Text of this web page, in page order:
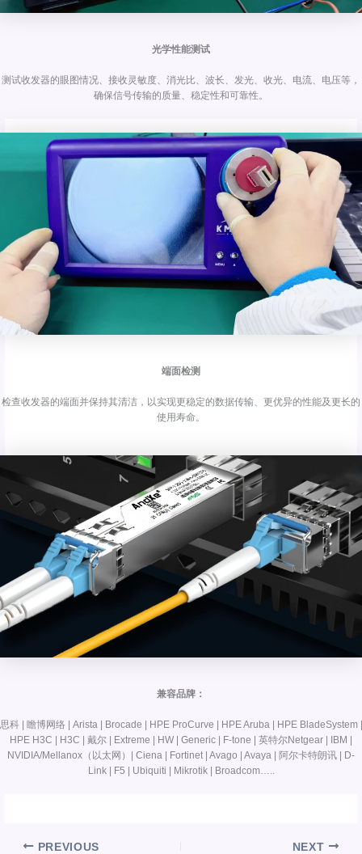
光学性能测试
测试收发器的眼图情况、接收灵敏度、消光比、波长、发光、收光、电流、电压等，
确保信号传输的质量、稳定性和可靠性。
端面检测
检查收发器的端面并保持其清洁，以实现更稳定的数据传输、更优异的性能及更长的
使用寿命。
兼容品牌：
思科 | 瞻博网络 | Arista | Brocade | HPE ProCurve | HPE Aruba | HPE BladeSystem |
HPE H3C | H3C | 戴尔 | Extreme | HW | Generic | F-tone | 英特尔Netgear | IBM |
NVIDIA/Mellanox（以太网）| Ciena | Fortinet | Avago | Avaya | 阿尔卡特朗讯 | D-
Link | F5 | Ubiquiti | Mikrotik | Broadcom…..
PREVIOUS NEXT